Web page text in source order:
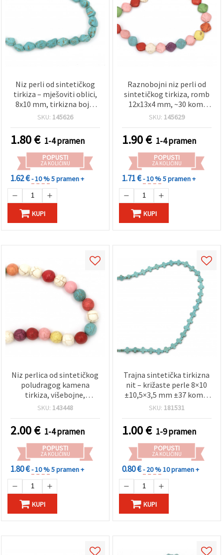
Niz perli od sintetičkog
tirkiza – mješoviti oblici,
8x10 mm, tirkizna boja,
~36 perli po nizu za izradu
DIY rukotvorina
SKU: 145626
1.80€ 1-4 pramen
POPUSTI
ZA KOLIČINU
1.62 €- 10 %5 pramen +
KUPI
Raznobojni niz perli od
sintetičkog tirkiza, romb
12x13x4 mm, ~30 kom,
asortirano, za izradu
SKU: 145629
1.90€ 1-4 pramen
POPUSTI
ZA KOLIČINU
1.71 €- 10 %5 pramen +
KUPI
Niz perlica od sintetičkog
poludragog kamena
tirkiza, višebojne,
okrugle, 10 mm, oko 40
SKU: 143448
2.00€ 1-4 pramen
POPUSTI
ZA KOLIČINU
1.80 €- 10 %5 pramen +
KUPI
Trajna sintetička tirkizna
nit – križaste perle 8×10
±10,5×3,5 mm ±37 kom –
idealno za izradu
dekorativnih hobi
projekata
SKU: 181531
1.00€ 1-9 pramen
POPUSTI
ZA KOLIČINU
0.80 €- 20 %10 pramen +
KUPI